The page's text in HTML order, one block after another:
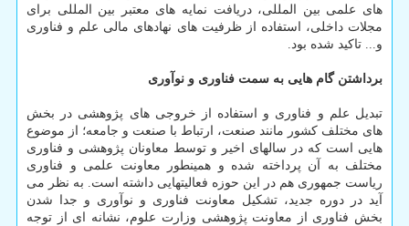
های علمی بین المللی، دریافت نمایه های معتبر بین المللی برای
مجلات داخلی، استفاده از ظرفیت های نهادهای مالی علم و فناوری
و... تاکید شده بود.
برداشتن گام هایی به سمت فناوری و نوآوری
تبدیل علم و فناوری و استفاده از خروجی های پژوهشی در بخش
های مختلف کشور مانند صنعت، ارتباط با صنعت و جامعه؛ از موضوع
هایی است که در سالهای اخیر و توسط معاونان پژوهشی و فناوری
مختلف به آن پرداخته شده و همینطور معاونت علمی و فناوری
ریاست جمهوری هم در این حوزه فعالیتهایی داشته است. به نظر می
آید در دوره جدید، تشکیل معاونت فناوری و نوآوری و جدا شدن
بخش فناوری از معاونت پژوهشی وزارت علوم، نشانه ای از توجه